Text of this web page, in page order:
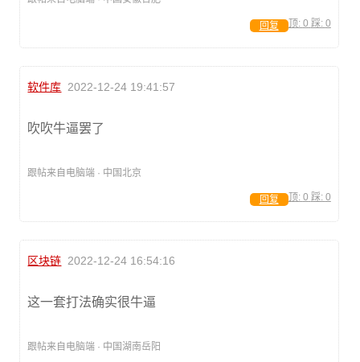
顶: 0 踩: 0
回复
软件库 2022-12-24 19:41:57
吹吹牛逼罢了
跟帖来自电脑端 · 中国北京
顶: 0 踩: 0
回复
区块链 2022-12-24 16:54:16
这一套打法确实很牛逼
跟帖来自电脑端 · 中国湖南岳阳